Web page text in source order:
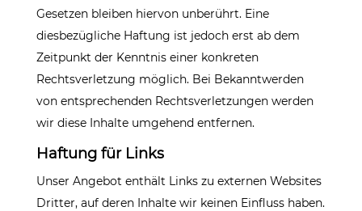
Gesetzen bleiben hiervon unberührt. Eine
diesbezügliche Haftung ist jedoch erst ab dem
Zeitpunkt der Kenntnis einer konkreten
Rechtsverletzung möglich. Bei Bekanntwerden
von entsprechenden Rechtsverletzungen werden
wir diese Inhalte umgehend entfernen.
Haftung für Links
Unser Angebot enthält Links zu externen Websites
Dritter, auf deren Inhalte wir keinen Einfluss haben.